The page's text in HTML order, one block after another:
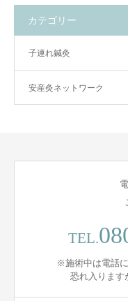
カテゴリー
子連れ鍼灸
安産灸ネットワーク
TEL.
※施術中は電話
恐れ入ります